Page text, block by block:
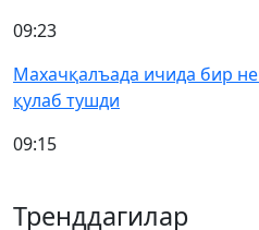
09:23
Махачқалъада ичида бир
қулаб тушди
09:15
Тренддагилар